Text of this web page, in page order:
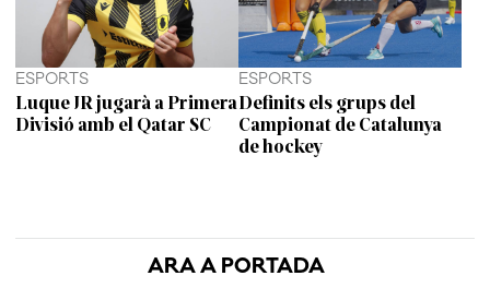
ARA A PORTADA
ESPORTS
Luque JR jugarà a Primera
Divisió amb el Qatar SC
ESPORTS
Definits els grups del
Campionat de Catalunya
de hockey